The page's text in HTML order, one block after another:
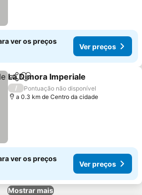
ver os preços
Ver preços
PartilharAdicionar aos favoritos
La Dimora Imperiale
/
Pontuação não disponível
a 0.3 km de Centro da cidade
ver os preços
Ver preços
Mostrar mais